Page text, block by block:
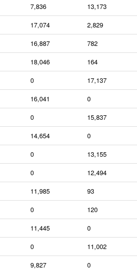
7,836
13,173
17,074
2,829
16,887
782
18,046
164
0
17,137
16,041
0
0
15,837
14,654
0
0
13,155
0
12,494
11,985
93
0
120
11,445
0
0
11,002
9,827
0